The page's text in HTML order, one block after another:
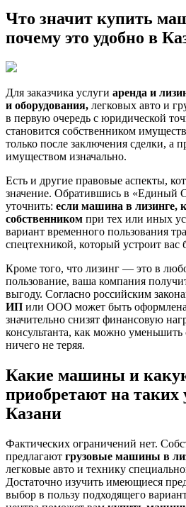
Что значит купить
почему это удобно в
Для заказчика услуги аренда и
и оборудования, легковых авто и
в первую очередь с юридической
становится собственником
только после заключения сделки, а
имуществом изначально.
Есть и другие правовые аспекты,
значение. Обратившись в «Единый
уточнить: если машина в лизинге,
собственником при тех или иных
вариант временного пользования
спецтехникой, который устроит вас
Кроме того, что лизинг — это в
пользование, ваша компания
выгоду. Согласно российским
ИП или ООО может быть оформлена
значительно снизят финансовую
консультанта, как можно
ничего не теряя.
Какие машины и
приобретают на таких
Казани
Фактических ограничений нет.
предлагают грузовые машины в
легковые авто и технику
Достаточно изучить имеющиеся
выбор в пользу подходящего